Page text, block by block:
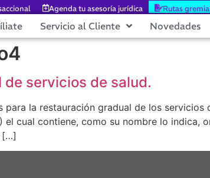
Agenda tu asesoría jurídica Rutas
Servicio al Cliente Novedades
servicios de salud.
la restauración gradual de los
el cual contiene, como su nombre lo indica,
[…]